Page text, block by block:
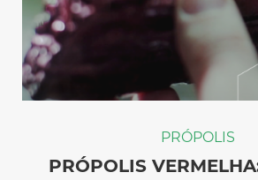
PRÓPOLIS
PRÓPOLIS